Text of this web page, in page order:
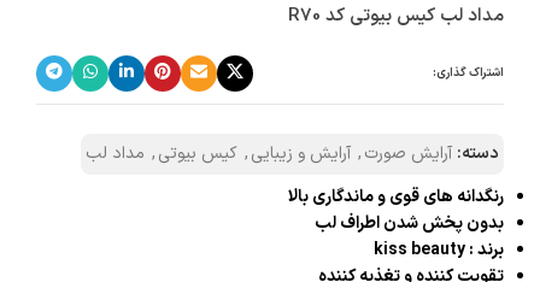
مداد لب کیس بیوتی کد R70
اشتراک گذاری:
دسته: آرایش صورت, آرایش و زیبایی, کیس بیوتی, مداد لب
رنگدانه های قوی و ماندگاری بالا
بدون پخش شدن اطراف لب
برند : kiss beauty
تقویت کننده و تغذیه کننده